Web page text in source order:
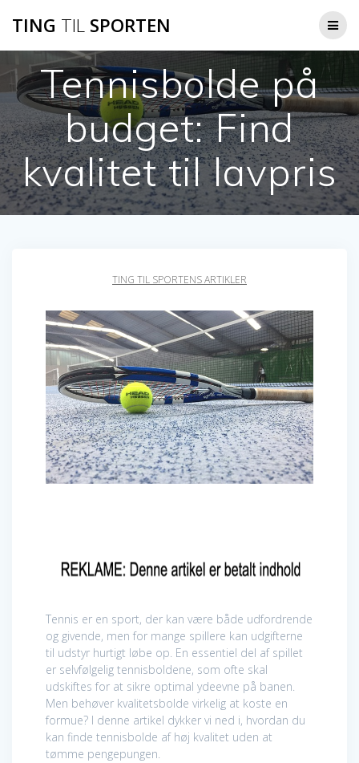
TING TIL SPORTEN
Tennisbolde på
budget: Find
kvalitet til lavpris
TING TIL SPORTENS ARTIKLER
Tennis er en sport, der kan være både udfordrende
og givende, men for mange spillere kan udgifterne
til udstyr hurtigt løbe op. En essentiel del af spillet
er selvfølgelig tennisboldene, som ofte skal
udskiftes for at sikre optimal ydeevne på banen.
Men behøver kvalitetsbolde virkelig at koste en
formue? I denne artikel dykker vi ned i, hvordan du
kan finde tennisbolde af høj kvalitet uden at
tømme pengepungen.